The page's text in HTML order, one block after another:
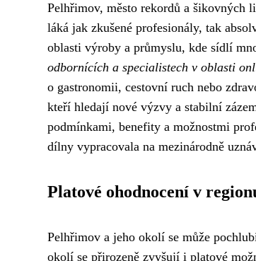
Pelhřimov, město rekordů a šikovných
láká jak zkušené profesionály, tak
oblasti výroby a průmyslu, kde sídlí
odbornících a specialistech v oblasti
o gastronomii, cestovní ruch nebo
kteří hledají nové výzvy a stabilní
podmínkami, benefity a možnostmi
dílny vypracovala na mezinárodně
Platové ohodnocení v
Pelhřimov a jeho okolí se může
okolí se přirozeně zvyšují i platové